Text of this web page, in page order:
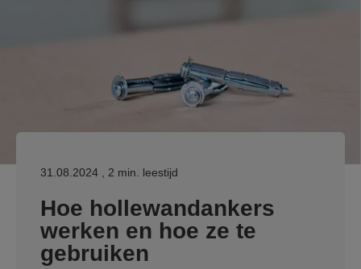
31.08.2024 , 2 min. leestijd
Hoe hollewandankers
werken en hoe ze te
gebruiken